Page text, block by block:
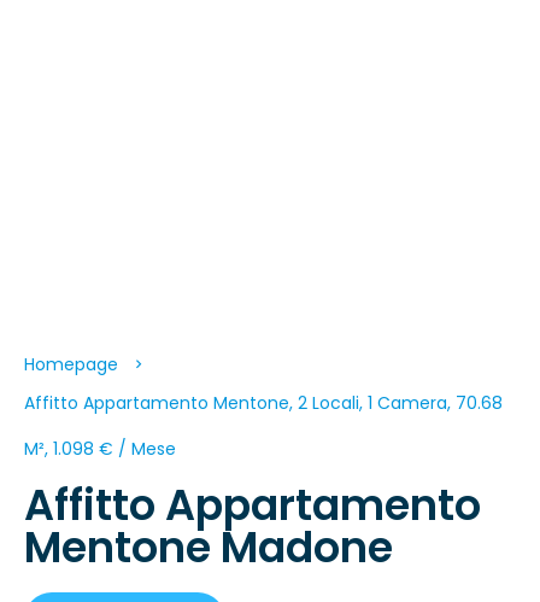
Homepage
Affitto Appartamento Mentone, 2 Locali, 1 Camera, 70.68
M², 1.098 € / Mese
Affitto Appartamento
Mentone Madone